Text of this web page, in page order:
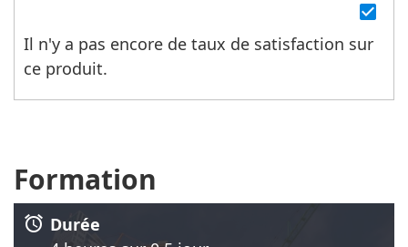
Il n'y a pas encore de taux de satisfaction sur
ce produit.
check_box
Formation
alarm Durée